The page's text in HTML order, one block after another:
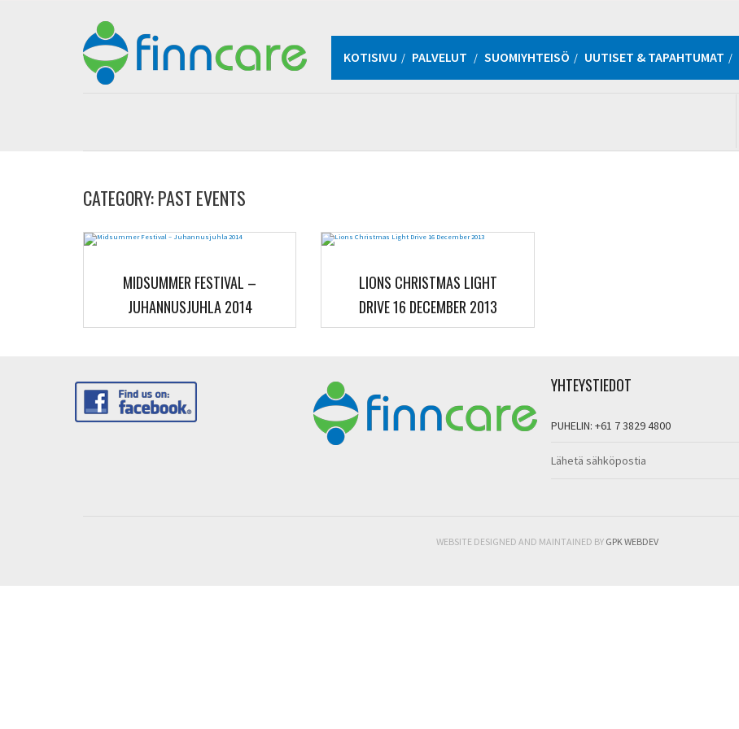
KOTISIVU PALVELUT SUOMIYHTEISÖ UUTISET & TAPAHTUMAT
CATEGORY: PAST EVENTS
MIDSUMMER FESTIVAL –
JUHANNUSJUHLA 2014
LIONS CHRISTMAS LIGHT
DRIVE 16 DECEMBER 2013
YHTEYSTIEDOT
PUHELIN: +61 7 3829 4800
Lähetä sähköpostia
WEBSITE DESIGNED AND MAINTAINED BY GPK WEBDEV